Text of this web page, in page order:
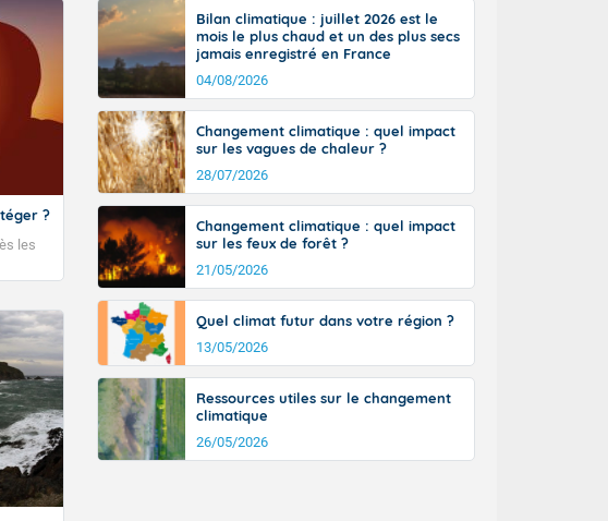
?
les
Bilan climatique : juillet 2026 est le
mois le plus chaud et un des plus secs
jamais enregistré en France
04/08/2026
Changement climatique : quel impact
sur les vagues de chaleur ?
28/07/2026
Changement climatique : quel impact
sur les feux de forêt ?
21/05/2026
Quel climat futur dans votre région ?
13/05/2026
Ressources utiles sur le changement
climatique
26/05/2026